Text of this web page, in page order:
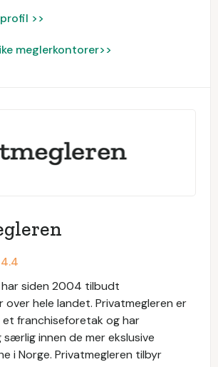
>>
meglerkontorer>>
4.4
har siden 2004 tilbudt
over hele landet. Privatmegleren er
franchiseforetak og har
innen de mer ekslusive
i Norge. Privatmegleren tilbyr